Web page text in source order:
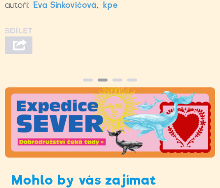
autoři: Eva Sinkovičová, kpe
Mohlo by vás zajímat